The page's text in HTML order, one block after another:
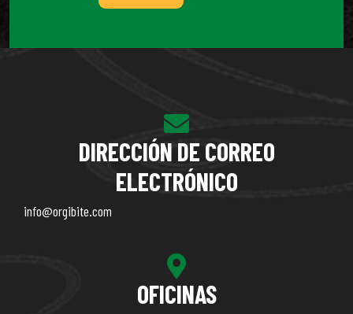
DIRECCIÓN DE CORREO
ELECTRÓNICO
info@orgibite.com
OFICINAS